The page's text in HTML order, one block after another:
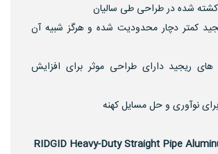
کمتر دچار محدودیت شده و هرگز شبیه آن
های ریجید دارای طراحی موثر برای افزایش
نوآوری و حل مسایل کهنه
RIDGID Heavy-Duty Straight Pipe